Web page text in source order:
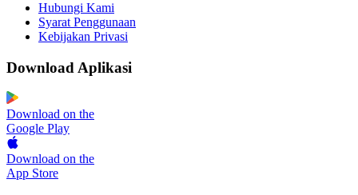
Hubungi Kami
Syarat Penggunaan
Kebijakan Privasi
Download Aplikasi
Download on the
Google Play
Download on the
App Store